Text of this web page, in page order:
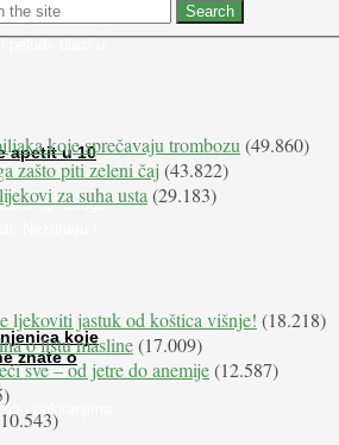
što nabaviti
apetit u 10
trpi stroge
Nezdravu i
koje
znate o
i pakiranjima
koje sprečavaju trombozu (49.860)
zašto piti zeleni čaj (43.822)
za suha usta (29.183)
ljekoviti jastuk od koštica višnje! (18.218)
o listu masline(17.009)
sve – od jetre do anemije(12.587)